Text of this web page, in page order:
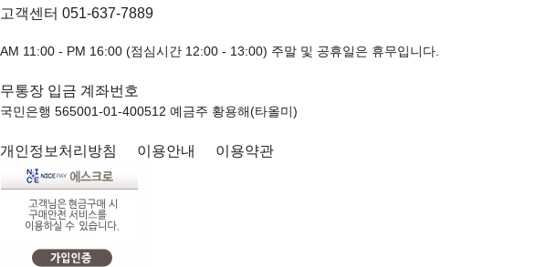
고객센터 051-637-7889
AM 11:00 - PM 16:00 (점심시간 12:00 - 13:00) 주말 및 공휴일은 휴무입니다.
무통장 입금 계좌번호
국민은행 565001-01-400512 예금주 황용해(타올미)
개인정보처리방침 이용안내 이용약관